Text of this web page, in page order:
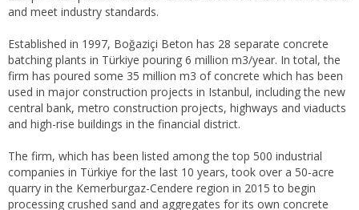
and meet industry standards.
Established in 1997, Boğaziçi Beton has 28 separate concrete
batching plants in Türkiye pouring 6 million m3/year. In total, the
firm has poured some 35 million m3 of concrete which has been
used in major construction projects in Istanbul, including the new
central bank, metro construction projects, highways and viaducts
and high-rise buildings in the financial district.
The firm, which has been listed among the top 500 industrial
companies in Türkiye for the last 10 years, took over a 50-acre
quarry in the Kemerburgaz-Cendere region in 2015 to begin
processing crushed sand and aggregates for its own concrete